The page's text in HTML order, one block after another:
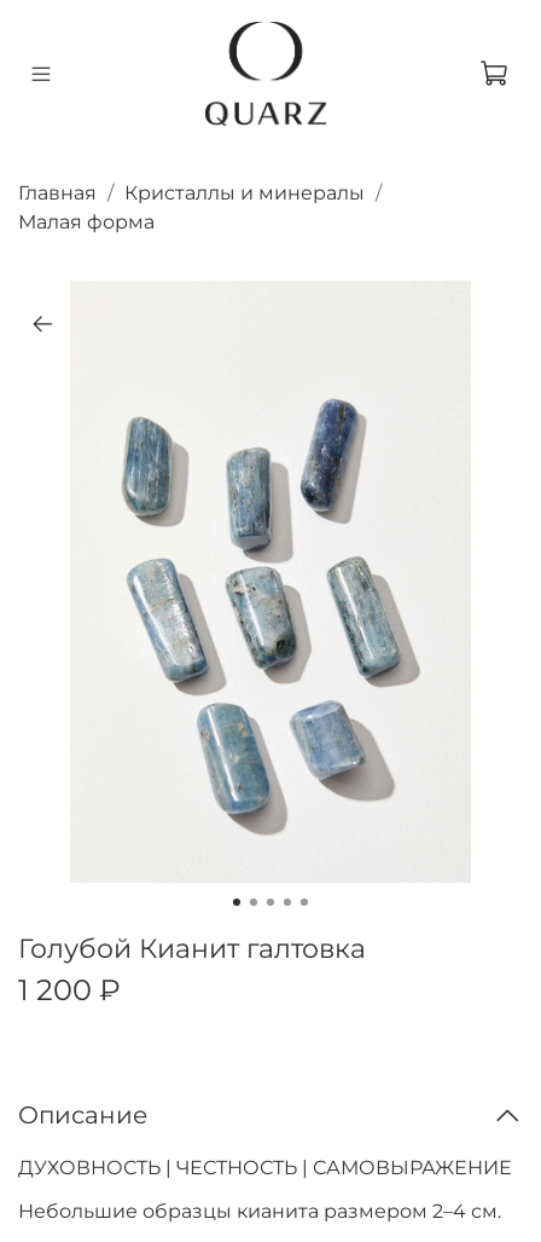
Главная
Кристаллы и минералы
Малая форма
Голубой Кианит галтовка
1 200 ₽
Описание
ДУХОВНОСТЬ | ЧЕСТНОСТЬ | САМОВЫРАЖЕНИЕ
Небольшие образцы кианита размером 2–4 см.